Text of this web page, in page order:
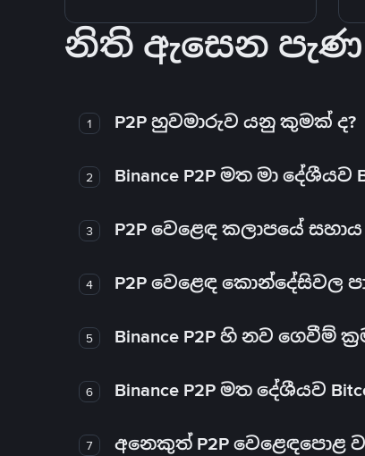
නිති ඇසෙන පැණ
1 P2P හුවමාරුව යනු කුමක් ද?
2 Binance P2P මත මා
3 P2P වෙළෙඳ කලාපයේ
4 P2P වෙළෙඳ කොන්දේසිවල
5 Binance P2P හි නව ගෙවීම්
6 Binance P2P මත දේශීයව
7 අනෙකුත් P2P වෙළෙඳපොළ